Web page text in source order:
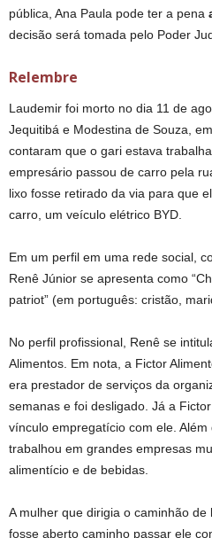
pública, Ana Paula pode ter a pena
decisão será tomada pelo Poder
Relembre
Laudemir foi morto no dia 11 de
Jequitibá e Modestina de Souza,
contaram que o gari estava
empresário passou de carro pela
lixo fosse retirado da via para que
carro, um veículo elétrico BYD.
Em um perfil em uma rede social,
Renê Júnior se apresenta como
patriot” (em português: cristão,
No perfil profissional, Renê se
Alimentos. Em nota, a Fictor
era prestador de serviços da
semanas e foi desligado. Já a
vínculo empregatício com ele. Além
trabalhou em grandes empresas
alimentício e de bebidas.
A mulher que dirigia o caminhão
fosse aberto caminho passar ele